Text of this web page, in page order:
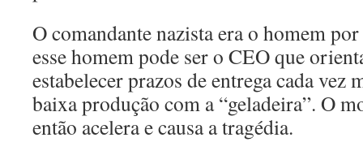
O comandante nazista era o homem
esse homem pode ser o CEO que
estabelecer prazos de entrega cada vez
baixa produção com a “geladeira”. O
então acelera e causa a tragédia.